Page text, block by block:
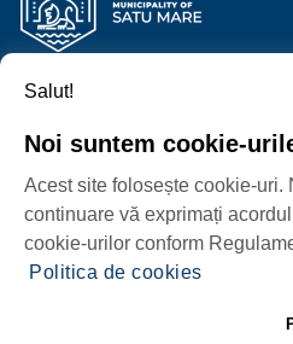
PROTECȚIA
PRIMĂRIA
P-ȚA 25 OCTOMBRIE, NR. 1
Salut!
Noi suntem cookie-
Acest site folosește cookie-uri.
continuare vă exprimați
cookie-urilor conform
Politica de cookies